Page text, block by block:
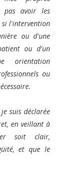
pas avoir les
si l'intervention
ou d'une
ou d'un
orientation
ou
suis déclarée
en veillant à
soit clair,
et que le